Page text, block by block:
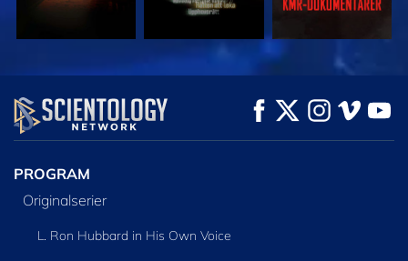
TITTA
UTFORSKA
SERIEN
PROGRAM
Originalserier
L. Ron Hubbard in His Own Voice